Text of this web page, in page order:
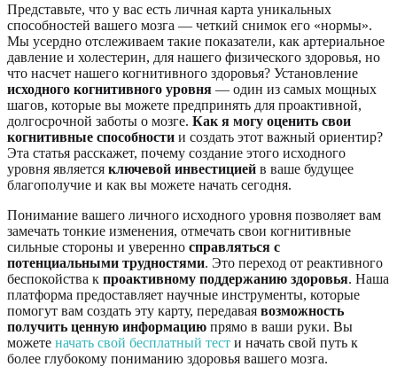
Представьте, что у вас есть личная карта уникальных
способностей вашего мозга — четкий снимок его «нормы».
Мы усердно отслеживаем такие показатели, как артериальное
давление и холестерин, для нашего физического здоровья, но
что насчет нашего когнитивного здоровья? Установление
исходного когнитивного уровня — один из самых мощных
шагов, которые вы можете предпринять для проактивной,
долгосрочной заботы о мозге. Как я могу оценить свои
когнитивные способности и создать этот важный ориентир?
Эта статья расскажет, почему создание этого исходного
уровня является ключевой инвестицией в ваше будущее
благополучие и как вы можете начать сегодня.
Понимание вашего личного исходного уровня позволяет вам
замечать тонкие изменения, отмечать свои когнитивные
сильные стороны и уверенно справляться с
потенциальными трудностями. Это переход от реактивного
беспокойства к проактивному поддержанию здоровья. Наша
платформа предоставляет научные инструменты, которые
помогут вам создать эту карту, передавая возможность
получить ценную информацию прямо в ваши руки. Вы
можете начать свой бесплатный тест и начать свой путь к
более глубокому пониманию здоровья вашего мозга.